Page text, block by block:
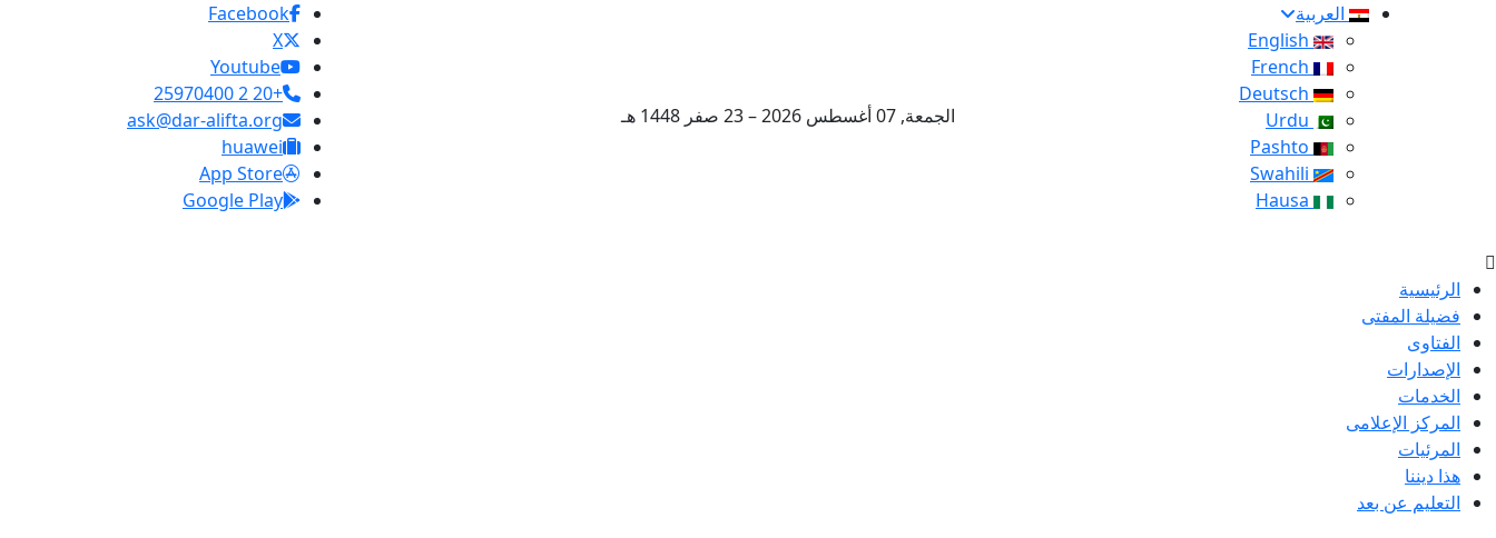
العربية
الجمعة, 07 أغسطس 2026 – 23 صفر 1448 هـ
Facebook
X
Youtube
+20 2 25970400
ask@dar-alifta.org
huawei
App Store
Google Play
الرئيسية
فضيلة المفتى
الفتاوى
الإصدارات
الخدمات
المركز الإعلامى
المرئيات
هذا ديننا
التعليم عن بعد